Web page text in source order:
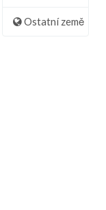
Ostatní země